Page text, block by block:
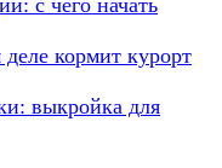
кормит курорт
выкройка для